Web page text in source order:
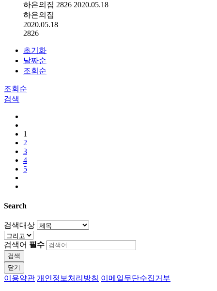
하은의집 2826 2020.05.18
하은의집
2020.05.18
2826
초기화
날짜순
조회순
조회순
검색
1
2
3
4
5
Search
검색대상
검색어 필수
검색
닫기
이용약관 개인정보처리방침 이메일무단수집거부